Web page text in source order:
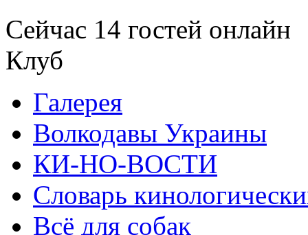
Сейчас 14 гостей онлайн
Клуб
Галерея
Волкодавы Украины
КИ-НО-ВОСТИ
Словарь
Всё для собак